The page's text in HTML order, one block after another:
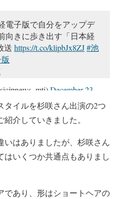
電子版で自分をアップデ
向きに歩き出す「日本経
送 https://t.co/klipbJx8ZJ#池
December 23,
タイルを杉咲さん出演の2つ
介していきました。
いはありましたが、杉咲さん
いくつか共通点もありまし
であり、形はショートヘアの